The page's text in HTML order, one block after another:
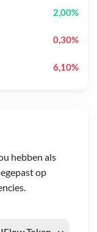
hebben als
op
2,00%
0,30%
6,10%